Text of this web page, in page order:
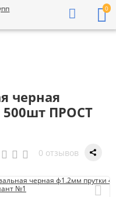
0
черная
ПРОСТ
0 отзывов